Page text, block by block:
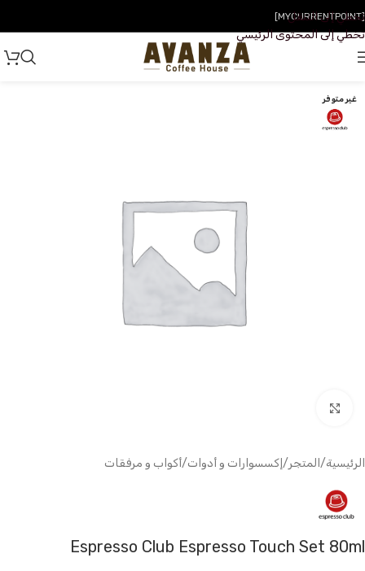
تخطي إلى التنقل
تخطي إلى المحتوى الرئيسي
[MYCURRENTPOINT]
غير متوفر
الرئيسية/ المتجر/ إكسسوارات و أدوات/أكواب و مرفقات
Espresso Club Espresso Touch Set 80ml